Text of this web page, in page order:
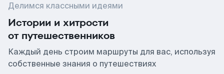
Делимся классными идеями
Истории и хитрости
от путешественников
Каждый день строим маршруты для вас, используя
собственные знания о путешествиях